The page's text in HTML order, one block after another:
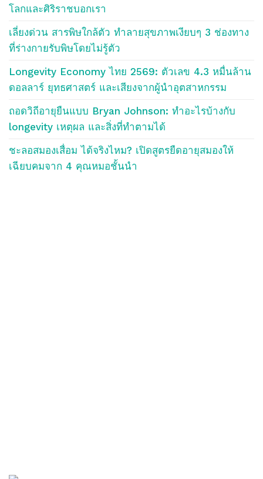
โลกและศิริราชบอกเรา
เลี่ยงด่วน สารพิษใกล้ตัว ทำลายสุขภาพเงียบๆ 3 ช่องทาง
ที่ร่างกายรับพิษโดยไม่รู้ตัว
Longevity Economy ไทย 2569: ตัวเลข 4.3 หมื่นล้าน
ดอลลาร์ ยุทธศาสตร์ และเสียงจากผู้นำอุตสาหกรรม
ถอดวิถีอายุยืนแบบ Bryan Johnson: ทำอะไรบ้างกับ
longevity เหตุผล และสิ่งที่ทำตามได้
ชะลอสมองเสื่อม ได้จริงไหม? เปิดสูตรยืดอายุสมองให้
เฉียบคมจาก 4 คุณหมอชั้นนำ